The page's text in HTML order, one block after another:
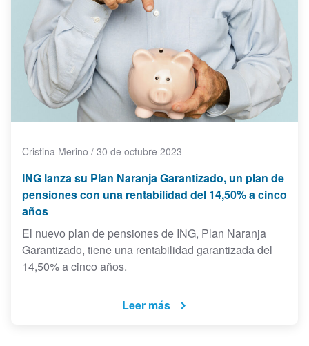
Cristina Merino / 30 de octubre 2023
ING lanza su Plan Naranja Garantizado, un plan de
pensiones con una rentabilidad del 14,50% a cinco
años
El nuevo plan de pensiones de ING, Plan Naranja
Garantizado, tiene una rentabilidad garantizada del
14,50% a cinco años.
Leer más